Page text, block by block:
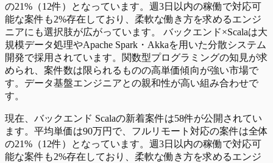
の21%（12件）となっています。週3日以内の稼働で対応可
能な案件も2%存在しており、柔軟な働き方を求めるエンジ
ニアにも選択肢が広がっています。 バックエンド×Scalaは大
規模データ処理やApache Spark・Akkaを用いた分散システム
開発で採用されています。関数型プログラミングの知見が求
められ、案件数は限られるものの高単価傾向が強い市場で
す。データ基盤エンジニアとの親和性が高い組み合わせで
す。
現在、バックエンド Scalaの新着案件は58件が公開されてい
ます。平均単価は90万円で、フルリモート対応の案件は全体
の21%（12件）となっています。週3日以内の稼働で対応可
能な案件も2%存在しており、柔軟な働き方を求めるエンジ